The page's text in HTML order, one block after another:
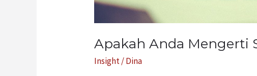
Apakah Anda Mengerti
Insight/Dina